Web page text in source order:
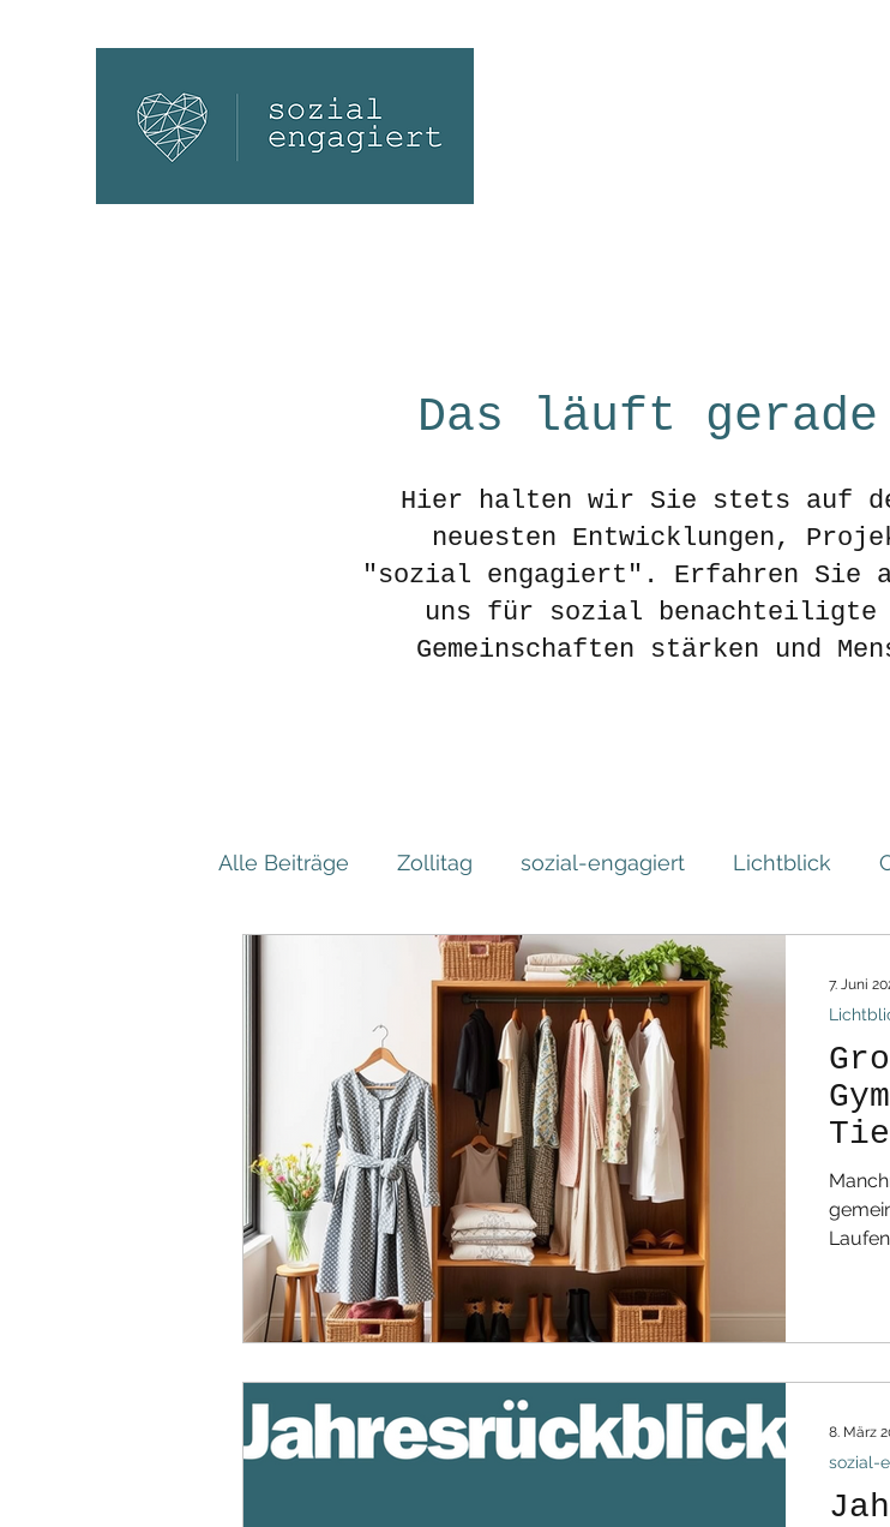
Das läuft
Hier halten wir Sie stets auf
neuesten Entwicklungen,
"sozial engagiert". Erfahren Sie
uns für sozial benachteiligte
Gemeinschaften stärken und
Alle Beiträge Zollitag sozial-engagiert Lichtblick
Laufental-
Viele
7. Juni
sozial-
8. März